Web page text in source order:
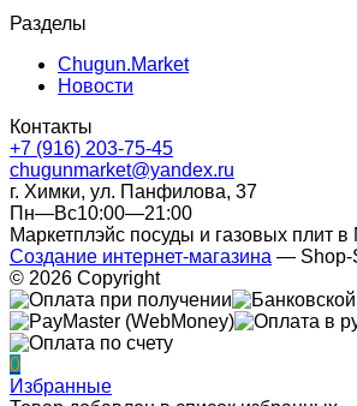
Разделы
Chugun.Market
Новости
Контакты
+7 (916) 203-75-45
chugunmarket@yandex.ru
г. Химки, ул. Панфилова, 37
Пн—Вс10:00—21:00
Маркетплэйс посуды и газовых плит в
Создание интернет-магазина — Shop-
© 2026 Copyright
0
Избранные